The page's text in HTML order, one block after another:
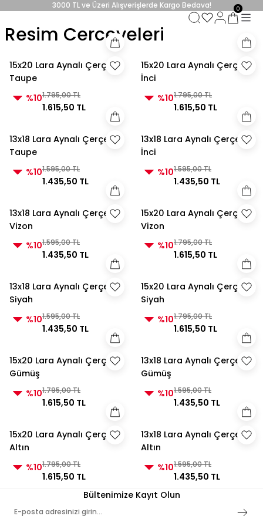
3000 TL ve Üzeri Alışverişlerde Kargo Bedava!
3000 TL ve Üzeri Alışverişlerde Kargo Bedava! 2
3000 TL ve Üzeri Alışverişlerde Kargo Bedava!
3000 TL ve Üzeri Alışverişlerde Kargo Bedava!
0
Resim Cerceveleri
15x20 Lara Aynalı Çerçeve
Taupe
%101.795,00 TL
1.615,50 TL
15x20 Lara Aynalı Çerçeve
İnci
%101.795,00 TL
1.615,50 TL
13x18 Lara Aynalı Çerçeve
Taupe
%101.595,00 TL
1.435,50 TL
13x18 Lara Aynalı Çerçeve
İnci
%101.595,00 TL
1.435,50 TL
13x18 Lara Aynalı Çerçeve
Vizon
%101.595,00 TL
1.435,50 TL
15x20 Lara Aynalı Çerçeve
Vizon
%101.795,00 TL
1.615,50 TL
13x18 Lara Aynalı Çerçeve
Siyah
%101.595,00 TL
1.435,50 TL
15x20 Lara Aynalı Çerçeve
Siyah
%101.795,00 TL
1.615,50 TL
15x20 Lara Aynalı Çerçeve
Gümüş
%101.795,00 TL
1.615,50 TL
13x18 Lara Aynalı Çerçeve
Gümüş
%101.595,00 TL
1.435,50 TL
15x20 Lara Aynalı Çerçeve
Altın
%101.795,00 TL
1.615,50 TL
13x18 Lara Aynalı Çerçeve
Altın
%101.595,00 TL
1.435,50 TL
Bültenimize Kayıt Olun